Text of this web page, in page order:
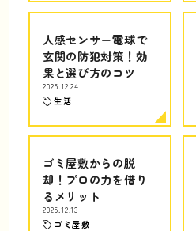
人感センサー電球で
玄関の防犯対策！効
果と選び方のコツ
2025.12.24
生活
ゴミ屋敷からの脱
却！プロの力を借り
るメリット
2025.12.13
ゴミ屋敷